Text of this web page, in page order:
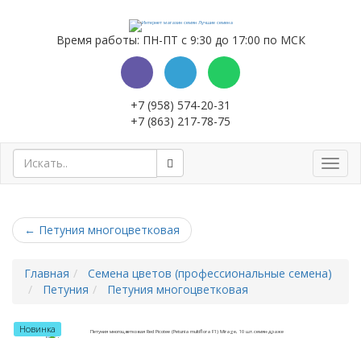
Время работы: ПН-ПТ с 9:30 до 17:00 по МСК
+7 (958) 574-20-31
+7 (863) 217-78-75
← Петуния многоцветковая
Главная
Семена цветов (профессиональные семена)
Петуния
Петуния многоцветковая
Новинка